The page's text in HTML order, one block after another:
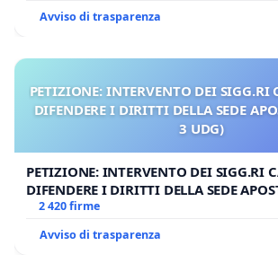
Avviso di trasparenza
PETIZIONE: INTERVENTO DEI SIGG.RI
DIFENDERE I DIRITTI DELLA SEDE
3 UDG)
PETIZIONE: INTERVENTO DEI SIGG.RI
DIFENDERE I DIRITTI DELLA SEDE
UDG)
2 420 firme
Avviso di trasparenza